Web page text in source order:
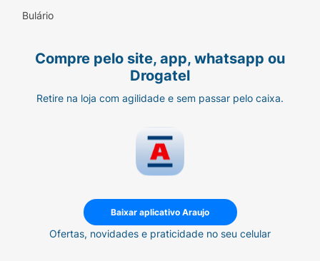
Bulário
Compre pelo site, app, whatsapp ou
Drogatel
Retire na loja com agilidade e sem passar pelo caixa.
Baixar aplicativo Araujo
Ofertas, novidades e praticidade no seu celular